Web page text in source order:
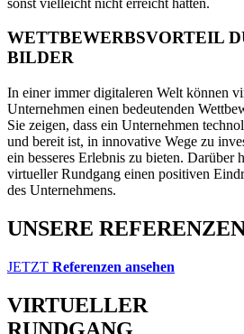
WETTBEWERBSVORTEIL
BILDER
In einer immer digitaleren Welt können
Unternehmen einen bedeutenden
Sie zeigen, dass ein Unternehmen
und bereit ist, in innovative Wege zu
ein besseres Erlebnis zu bieten. Darüber
virtueller Rundgang einen positiven
des Unternehmens.
UNSERE
JETZT Referenzen ansehen
VIRTUELLER